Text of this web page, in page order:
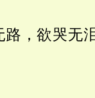
，欲哭无